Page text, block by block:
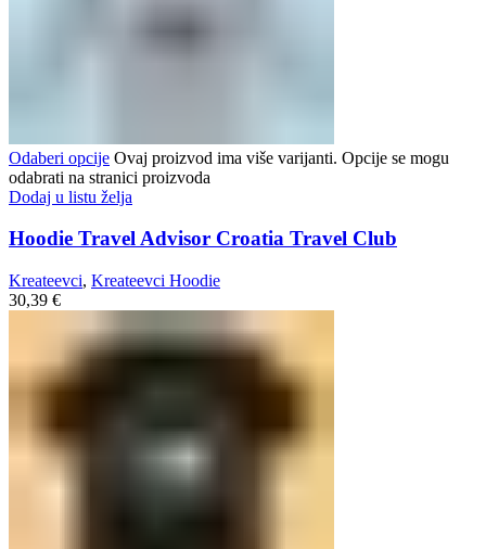
Odaberi opcije Ovaj proizvod ima više varijanti. Opcije se mogu
odabrati na stranici proizvoda
Dodaj u listu želja
Hoodie Travel Advisor Croatia Travel Club
Kreateevci, Kreateevci Hoodie
30,39 €